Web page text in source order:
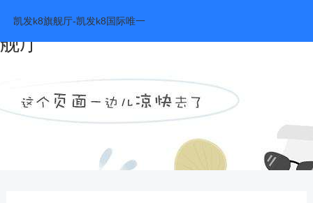
锌合金等离子抛光的研究-凯发k8旗
舰厅
凯发k8旗舰厅-凯发k8国际唯一